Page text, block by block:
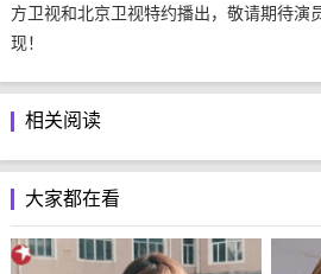
方卫视和北京卫视特约播出，敬请期待演
现！
相关阅读
大家都在看